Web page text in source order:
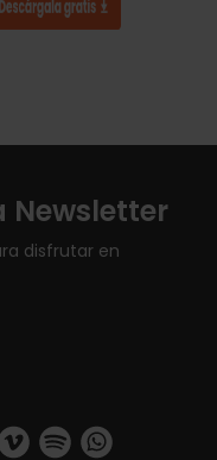
Newsletter
disfrutar en
visit_valencia/
user/
twitter.com/
vimeo.com/
https://https://api.whatsapp.com/